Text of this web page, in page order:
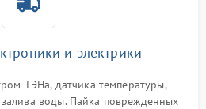
и электрики
ТЭНа, датчика температуры,
залива воды. Пайка поврежденных